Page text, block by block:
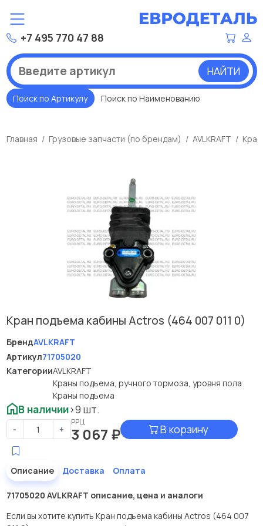
+7 495 770 47 88
НАЙТИ
Поиск по Артикулу Поиск по Наименованию
Главная Грузовые запчасти (по брендам) AVLKRAFT
Кран подъема кабины Actros (464 007 011 0)
БрендAVLKRAFT
Артикул71705020
КатегорииAVLKRAFT
Краны подъема, ручного тормоза, уровня пола
Краны подъема
В наличии>9 шт.
- +
РРЦ
3 067 ₽ В корзину
Описание Доставка Оплата
71705020 AVLKRAFT описание, цена и аналоги
Если вы хотите купить Кран подъема кабины Actros (464 007